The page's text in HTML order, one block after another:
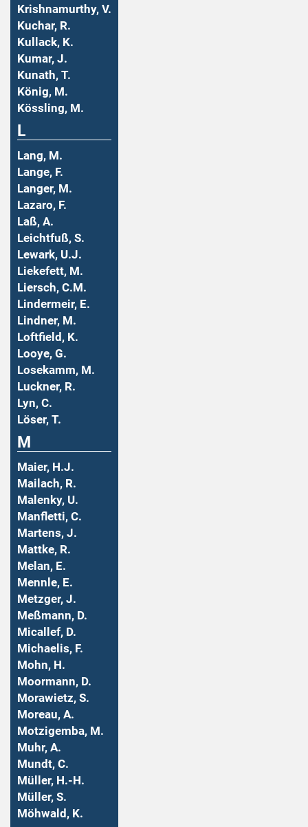
Krishnamurthy, V.
Kuchar, R.
Kullack, K.
Kumar, J.
Kunath, T.
König, M.
Kössling, M.
L
Lang, M.
Lange, F.
Langer, M.
Lazaro, F.
Laß, A.
Leichtfuß, S.
Lewark, U.J.
Liekefett, M.
Liersch, C.M.
Lindermeir, E.
Lindner, M.
Loftfield, K.
Looye, G.
Losekamm, M.
Luckner, R.
Lyn, C.
Löser, T.
M
Maier, H.J.
Mailach, R.
Malenky, U.
Manfletti, C.
Martens, J.
Mattke, R.
Melan, E.
Mennle, E.
Metzger, J.
Meßmann, D.
Micallef, D.
Michaelis, F.
Mohn, H.
Moormann, D.
Morawietz, S.
Moreau, A.
Motzigemba, M.
Muhr, A.
Mundt, C.
Müller, H.-H.
Müller, S.
Möhwald, K.